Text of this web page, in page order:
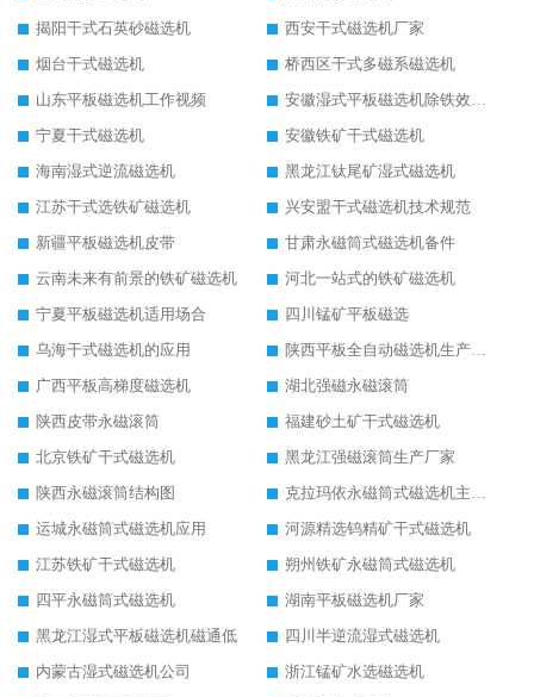
揭阳干式石英砂磁选机
西安干式磁选机厂家
烟台干式磁选机
桥西区干式多磁系磁选机
山东平板磁选机工作视频
安徽湿式平板磁选机除铁效果怎么样
宁夏干式磁选机
安徽铁矿干式磁选机
海南湿式逆流磁选机
黑龙江钛尾矿湿式磁选机
江苏干式选铁矿磁选机
兴安盟干式磁选机技术规范
新疆平板磁选机皮带
甘肃永磁筒式磁选机备件
云南未来有前景的铁矿磁选机
河北一站式的铁矿磁选机
宁夏平板磁选机适用场合
四川锰矿平板磁选
乌海干式磁选机的应用
陕西平板全自动磁选机生产厂家
广西平板高梯度磁选机
湖北强磁永磁滚筒
陕西皮带永磁滚筒
福建砂土矿干式磁选机
北京铁矿干式磁选机
黑龙江强磁滚筒生产厂家
陕西永磁滚筒结构图
克拉玛依永磁筒式磁选机主要技术参数
运城永磁筒式磁选机应用
河源精选钨精矿干式磁选机
江苏铁矿干式磁选机
朔州铁矿永磁筒式磁选机
四平永磁筒式磁选机
湖南平板磁选机厂家
黑龙江湿式平板磁选机磁通低
四川半逆流湿式磁选机
内蒙古湿式磁选机公司
浙江锰矿水选磁选机